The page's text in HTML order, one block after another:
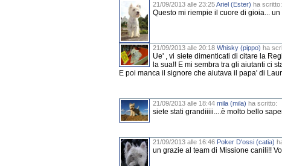
21/09/2013 alle 23:25Ariel (Ester) ha scritto:
Questo mi riempie il cuore di gioia...
21/09/2013 alle 20:18 Whisky (pippo) ha
Ue' , vi siete dimenticati di citare la
la sua!! E mi sembra tra gli aiutanti ci
E poi manca il signore che aiutava il papa' di
21/09/2013 alle 18:44 mila (mila) ha scritto:
siete stati grandiiiii....è molto bello
21/09/2013 alle 16:46 Poker D'ossi (catia)
un grazie al team di Missione canili!!